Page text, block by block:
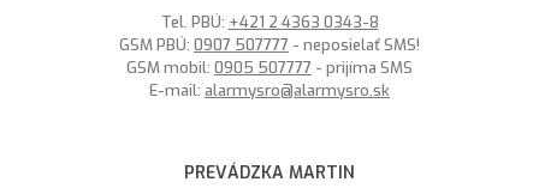
Tel. PBÚ: +421 2 4363 0343-8
GSM PBÚ: 0907 507777 - neposielať SMS!
GSM mobil: 0905 507777 - prijíma SMS
E-mail: alarmysro@alarmysro.sk
PREVÁDZKA MARTIN